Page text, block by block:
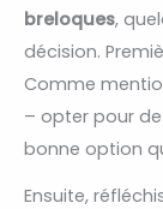
breloques,
décision.
Comme
– opter pour
bonne option
Ensuite,